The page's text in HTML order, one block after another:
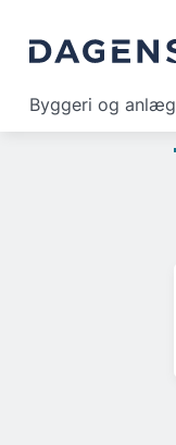
Byggeri og anlæg